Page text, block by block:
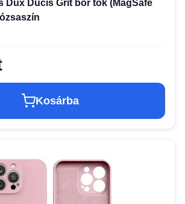
Dux Ducis Grit bőr tok (MagSafe
Kosárba